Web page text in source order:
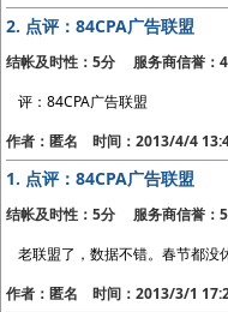
2. 点评：84CPA广告联盟
结帐及时性：5分 服务商信誉
评：84CPA广告联盟
作者：匿名 时间：2013/4/4
1. 点评：84CPA广告联盟
结帐及时性：5分 服务商信誉
老联盟了，数据不错。春节都没
作者：匿名 时间：2013/3/1